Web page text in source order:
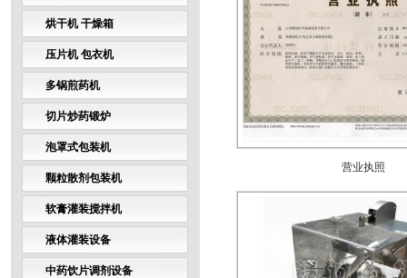
烘干机 干燥箱
压片机 包衣机
多锅煎药机
切片炒药锻炉
泡罩式包装机
颗粒散剂包装机
软膏灌装搅拌机
液体灌装设备
中药饮片调剂设备
营业执照